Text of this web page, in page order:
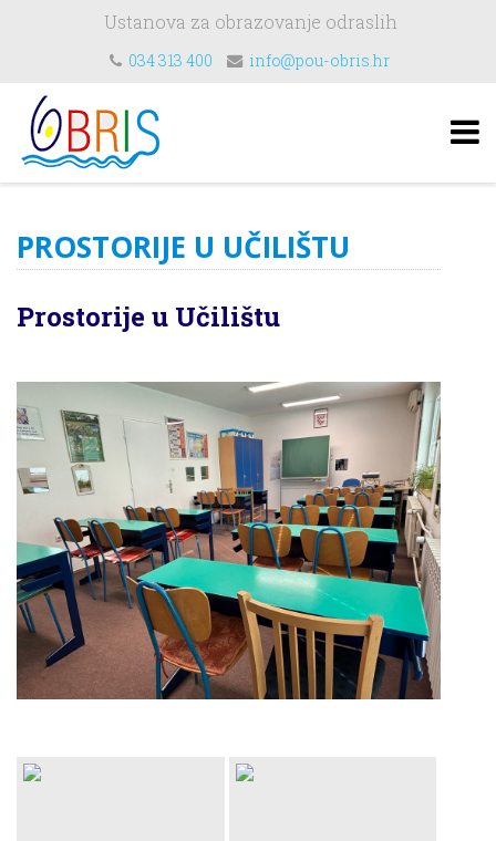
Ustanova za obrazovanje odraslih
034 313 400 info@pou-obris.hr
PROSTORIJE U UČILIŠTU
Prostorije u Učilištu